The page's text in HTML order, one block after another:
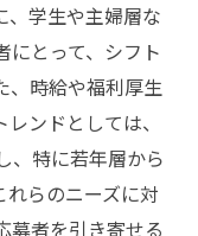
、学生や主婦層な
にとって、シフト
、時給や福利厚生
ンドとしては、
、特に若年層から
れらのニーズに対
募者を引き寄せる